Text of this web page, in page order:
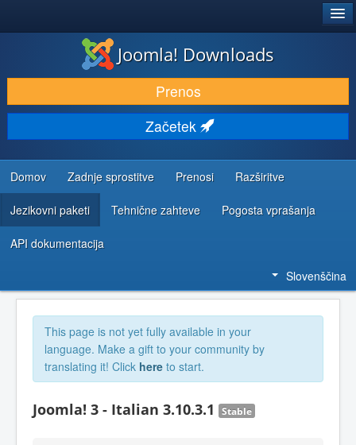
PRENESI IN RAZŠIRI
ODKRIJTE & IZVEJTE
SKUPNOST IN PODPORA
VIRI ZA RAZVIJALCE
Joomla! Downloads
Prenos
Začetek
Domov Zadnje sprostitve Prenosi Razširitve
Jezikovni paketi Tehnične zahteve Pogosta vprašanja
API dokumentacija
Slovenščina
This page is not yet fully available in your
language. Make a gift to your community by
translating it! Click here to start.
Joomla! 3 - Italian 3.10.3.1 Stable